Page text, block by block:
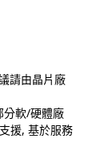
請由晶片廠
分軟/硬體廠
援, 基於服務